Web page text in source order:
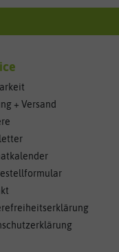
+ Versand